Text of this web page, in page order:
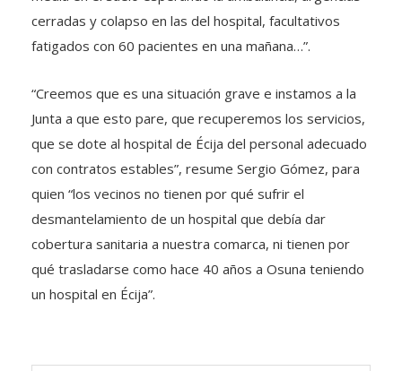
cerradas y colapso en las del hospital, facultativos
fatigados con 60 pacientes en una mañana…”.
“Creemos que es una situación grave e instamos a la
Junta a que esto pare, que recuperemos los servicios,
que se dote al hospital de Écija del personal adecuado
con contratos estables”, resume Sergio Gómez, para
quien “los vecinos no tienen por qué sufrir el
desmantelamiento de un hospital que debía dar
cobertura sanitaria a nuestra comarca, ni tienen por
qué trasladarse como hace 40 años a Osuna teniendo
un hospital en Écija”.